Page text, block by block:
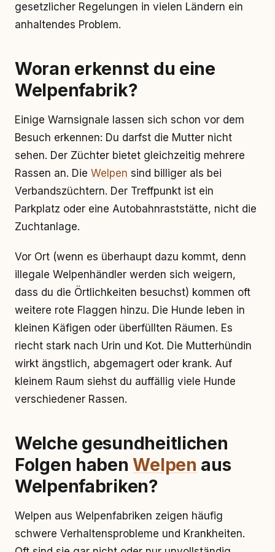
gesetzlicher Regelungen in vielen Ländern ein
anhaltendes Problem.
Woran erkennst du eine
Welpenfabrik?
Einige Warnsignale lassen sich schon vor dem
Besuch erkennen: Du darfst die Mutter nicht
sehen. Der Züchter bietet gleichzeitig mehrere
Rassen an. Die Welpen sind billiger als bei
Verbandszüchtern. Der Treffpunkt ist ein
Parkplatz oder eine Autobahnraststätte, nicht die
Zuchtanlage.
Vor Ort (wenn es überhaupt dazu kommt, denn
illegale Welpenhändler werden sich weigern,
dass du die Örtlichkeiten besuchst) kommen oft
weitere rote Flaggen hinzu. Die Hunde leben in
kleinen Käfigen oder überfüllten Räumen. Es
riecht stark nach Urin und Kot. Die Mutterhündin
wirkt ängstlich, abgemagert oder krank. Auf
kleinem Raum siehst du auffällig viele Hunde
verschiedener Rassen.
Welche gesundheitlichen
Folgen habenWelpen aus
Welpenfabriken?
Welpen aus Welpenfabriken zeigen häufig
schwere Verhaltensprobleme und Krankheiten.